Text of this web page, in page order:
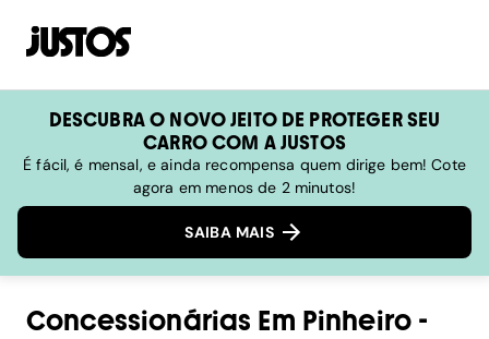
DESCUBRA O NOVO JEITO DE PROTEGER SEU
CARRO COM A JUSTOS
É fácil, é mensal, e ainda recompensa quem dirige bem! Cote
agora em menos de 2 minutos!
SAIBA MAIS
Concessionárias Em Pinheiro -